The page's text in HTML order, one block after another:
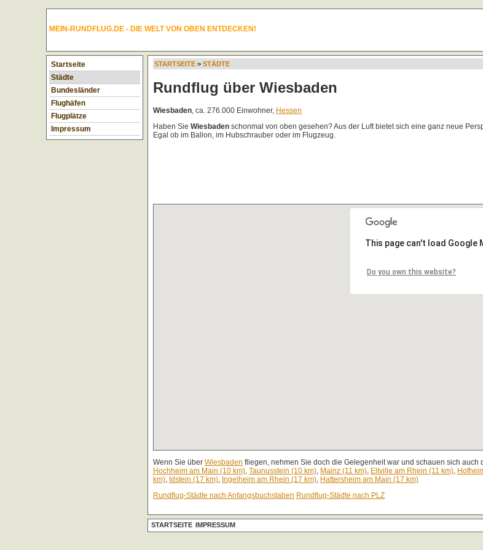
MEIN-RUNDFLUG.DE - DIE WELT VON OBEN ENTDECKEN!
Startseite
Städte
Bundesländer
Flughäfen
Flugplätze
Impressum
STARTSEITE > STÄDTE
Rundflug über Wiesbaden
Wiesbaden, ca. 276.000 Einwohner, Hessen
Haben Sie Wiesbaden schonmal von oben gesehen? Aus der Luft bietet sich eine ganz neue
Egal ob im Ballon, im Hubschrauber oder im Flugzeug.
This page can't load Google
Do you own this website?
Wenn Sie über Wiesbaden fliegen, nehmen Sie doch die Gelegenheit war und schauen sich
Hochheim am Main (10 km), Taunusstein (10 km), Mainz (11 km), Eltville am Rhein (11 km),
km), Idstein (17 km), Ingelheim am Rhein (17 km), Hattersheim am Main (17 km)
Rundflug-Städte nach Anfangsbuchstaben Rundflug-Städte nach PLZ
STARTSEITE IMPRESSUM